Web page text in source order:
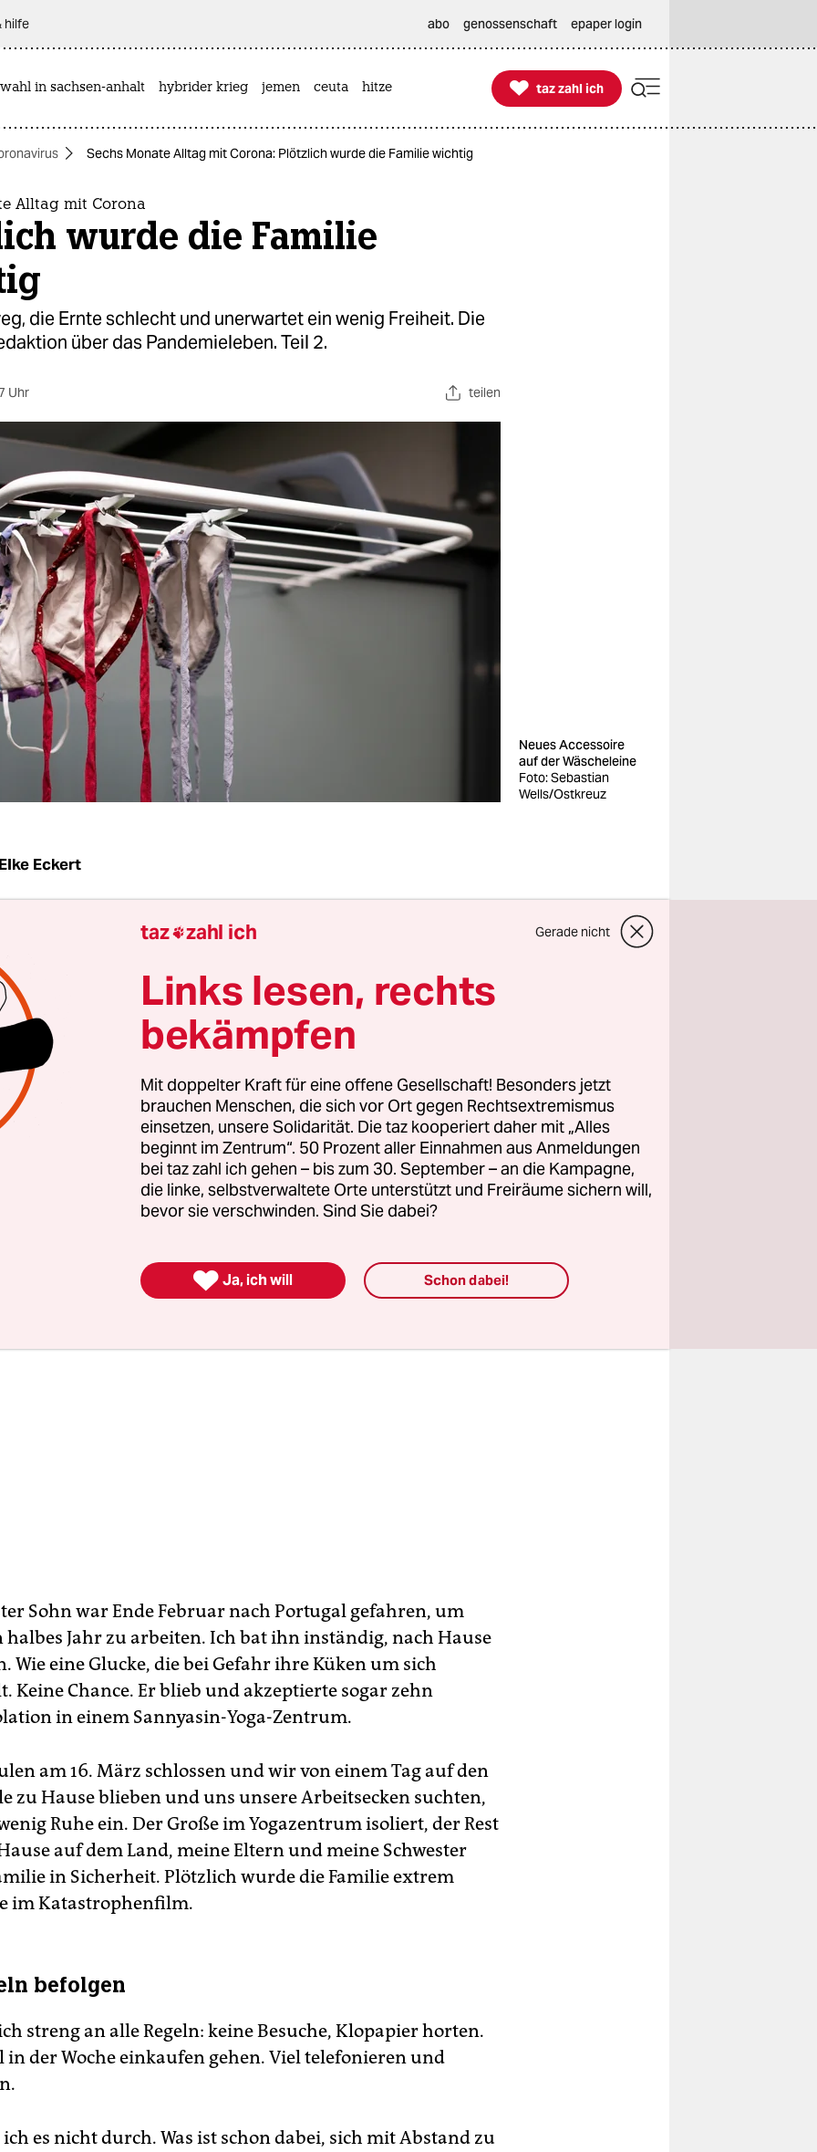
hilfe abo genossenschaft epaper login
in sachsen-anhalt hybrider krieg jemen ceuta hitze 
taz zahl ich
taz zahl ich
Sechs Monate Alltag mit Corona: Plötzlich wurde die Familie wichtig
Alltag mit Corona
wurde die Familie
die Ernte schlecht und unerwartet ein wenig Freiheit. Die
über das Pandemieleben. Teil 2.
Uhr teilen
Neues Accessoire
auf der Wäscheleine
Foto: Sebastian
Wells/Ostkreuz
Elke Eckert
ein Symbol für meineCoronazeit
steil ansteigt, eine Weile auf dem hohen Niveau
dann schnell abflacht. Nicht auf das Niveau von davor,
höher. Und mit Zacken drin.
ging Deutschland in den Lockdown. Eine Woche davor
meinem Cousin, einem Geriatrie-Arzt in Turin,
Er durfte nicht mehr vor die Tür, außer zur Arbeit und zum
um allein zu joggen. Seine 84-jährige Mutter hatte er
auf ihr Landhaus am Rand des Piemont-Gebirges
ist immer noch dort. Seine Tochter war seit Anfang des
Sohn war Ende Februar nach Portugal gefahren, um
Jahr zu arbeiten. Ich bat ihn inständig, nach Hause
Wie eine Glucke, die bei Gefahr ihre Küken um sich
Keine Chance. Er blieb und akzeptierte sogar zehn
in einem Sannyasin-Yoga-Zentrum.
am 16. März schlossen und wir von einem Tag auf den
zu Hause blieben und uns unsere Arbeitsecken suchten,
Ruhe ein. Der Große im Yogazentrum isoliert, der Rest
auf dem Land, meine Eltern und meine Schwester
in Sicherheit. Plötzlich wurde die Familie extrem
im Katastrophenfilm.
befolgen
streng an alle Regeln: keine Besuche, Klopapier horten.
der Woche einkaufen gehen. Viel telefonieren und
es nicht durch. Was ist schon dabei, sich mit Abstand zu
taz zahl ich Gerade nicht
Links lesen, rechts
bekämpfen
Mit doppelter Kraft für eine offene Gesellschaft! Besonders jetzt
brauchen Menschen, die sich vor Ort gegen Rechtsextremismus
einsetzen, unsere Solidarität. Die taz kooperiert daher mit „Alles
beginnt im Zentrum“. 50 Prozent aller Einnahmen aus Anmeldungen
bei taz zahl ich gehen – bis zum 30. September – an die Kampagne,
die linke, selbstverwaltete Orte unterstützt und Freiräume sichern will,
bevor sie verschwinden. Sind Sie dabei?
 Ja, ich will Schon dabei!